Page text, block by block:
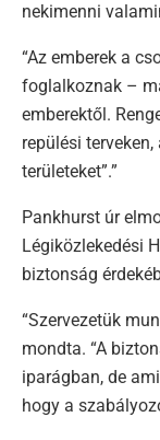
nekimenni
“Az emberek a
foglalkoznak –
emberektől.
repülési
területeket”.”
Pankhurst úr
Légiközlekedési
biztonság
“Szervezetük
mondta. “A
iparágban, de
hogy a